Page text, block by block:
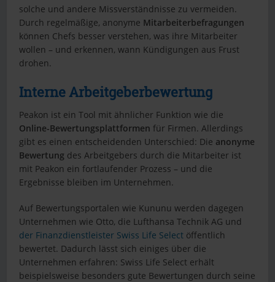
solche und andere Missverständnisse zu vermeiden.
Durch regelmäßige, anonyme Mitarbeiterbefragungen
können Chefs besser verstehen, was ihre Mitarbeiter
wollen – und erkennen, wann Kündigungen aus Frust
drohen.
Interne Arbeitgeberbewertung
Peakon ist ein Tool mit ähnlicher Funktion wie die
Online-Bewertungsplattformen für Firmen. Allerdings
gibt es einen entscheidenden Unterschied: Die anonyme
Bewertung des Arbeitgebers durch die Mitarbeiter ist
mit Peakon ein fortlaufender Prozess – und die
Ergebnisse bleiben im Unternehmen.
Auf Bewertungsportalen wie Kununu werden dagegen
Unternehmen wie Otto, die Lufthansa Technik AG und
der Finanzdienstleister Swiss Life Select öffentlich
bewertet. Dadurch lässt sich einiges über die
Unternehmen erfahren: Swiss Life Select erhält
beispielsweise besonders gute Bewertungen durch seine